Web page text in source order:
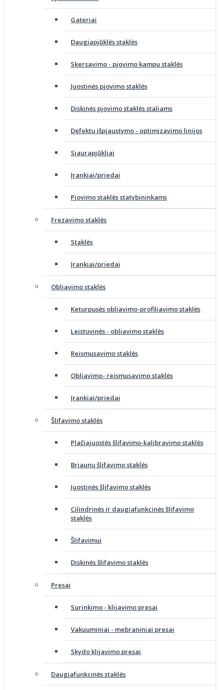
Gateriai
Daugiapjūklės staklės
Skersavimo - pjovimo kampu staklės
Juostinės pjovimo staklės
Diskinės pjovimo staklės staliams
Defektų išpjaustymo - optimizavimo linijos
Siaurapjūkliai
Įrankiai/priedai
Pjovimo staklės statybininkams
Frezavimo staklės
Staklės
Įrankiai/priedai
Obliavimo staklės
Keturpusės obliavimo-profiliavimo staklės
Leistuvinės - obliavimo staklės
Reismusavimo staklės
Obliavimo- reismusavimo staklės
Įrankiai/priedai
Šlifavimo staklės
Plačiajuostės šlifavimo-kalibravimo staklės
Briaunų šlifavimo staklės
Juostinės šlifavimo staklės
Cilindrinės ir daugiafunkcinės šlifavimo
staklės
Šlifavimui
Diskinės šlifavimo staklės
Presai
Surinkimo - klijavimo presai
Vakuuminiai - mebraniniai presai
Skydo klijavimo presai
Daugiafunkcinės staklės